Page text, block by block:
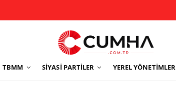
TBMM SIYASI PARTILER YEREL YÖNETIMLER